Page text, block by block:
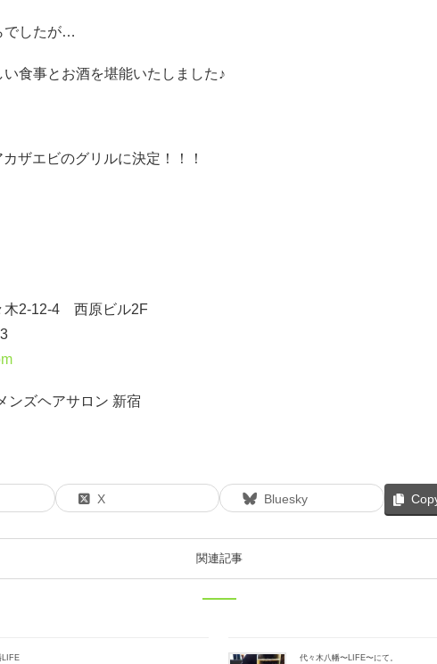
でしたが…
食事とお酒を堪能いたしました♪
ザエビのグリルに決定！！！
木2-12-4 西原ビル2F
ンズヘアサロン 新宿
X Bluesky
関連記事
LIFE 代々木八幡〜LIFE〜にて。